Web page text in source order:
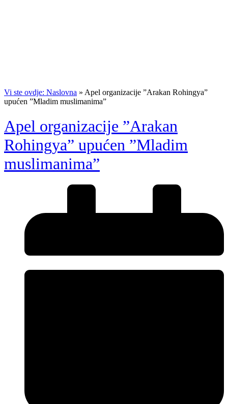
Vi ste ovdje: Naslovna » Apel organizacije ”Arakan Rohingya”
upućen ”Mladim muslimanima”
Apel organizacije ”Arakan
Rohingya” upućen ”Mladim
muslimanima”